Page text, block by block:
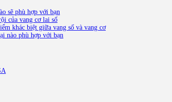
sẽ phù hợp với bạn
của vang cơ lai số
khác biệt giữa vang số và vang cơ
nào phù hợp với bạn